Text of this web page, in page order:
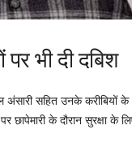
भी दी दबिश
अंसारी सहित उनके करीबियों के
के दौरान सुरक्षा के